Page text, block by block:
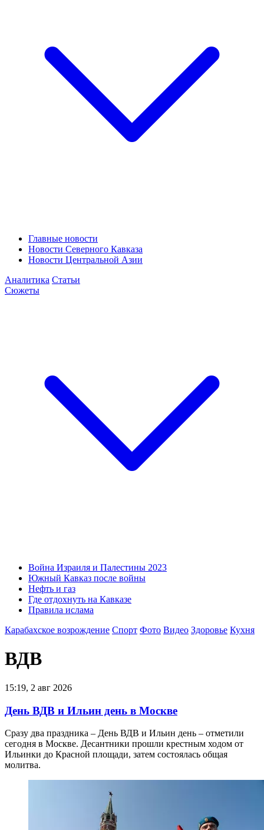
Главные новости
Новости Северного Кавказа
Новости Центральной Азии
Аналитика Статьи
Сюжеты
Война Израиля и Палестины 2023
Южный Кавказ после войны
Нефть и газ
Где отдохнуть на Кавказе
Правила ислама
Карабахское возрождение Спорт Фото Видео Здоровье Кухня
ВДВ
15:19, 2 авг 2026
День ВДВ и Ильин день в Москве
Сразу два праздника – День ВДВ и Ильин день – отметили
сегодня в Москве. Десантники прошли крестным ходом от
Ильинки до Красной площади, затем состоялась общая
молитва.